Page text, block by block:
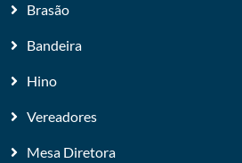
Brasão
Bandeira
Hino
Vereadores
Mesa Diretora